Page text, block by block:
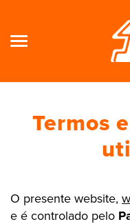
Termos
O presente website,
e é controlado pelo